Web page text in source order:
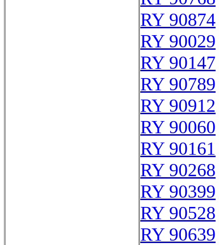
RY 90874
RY 90029
RY 90147
RY 90789
RY 90912
RY 90060
RY 90161
RY 90268
RY 90399
RY 90528
RY 90639